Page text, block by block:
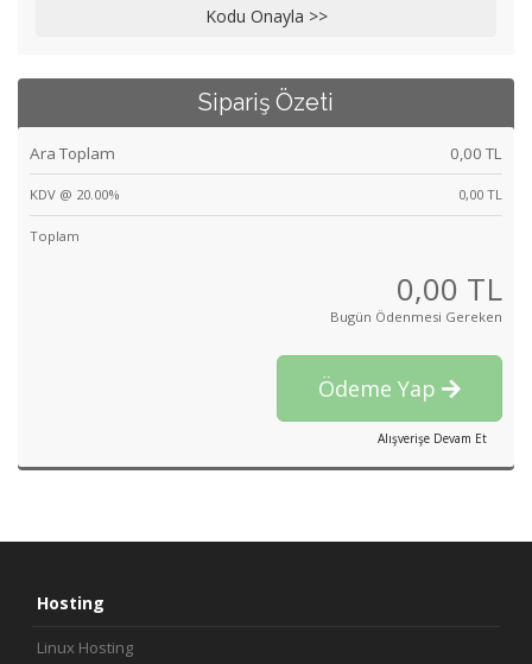
Kodu Onayla >>
Sipariş Özeti
Ara Toplam 0,00 TL
KDV @ 20.00% 0,00 TL
Toplam
0,00 TL
Bugün Ödenmesi Gereken
Ödeme Yap
Alışverişe Devam Et
Hosting
Linux Hosting